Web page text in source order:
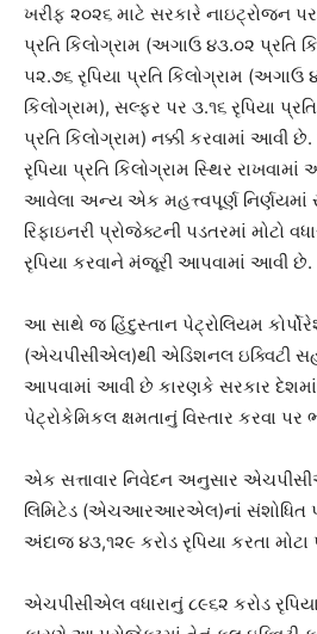
ખરીફ ૨૦૨૬ માટે સરકારે નાઇટ્રોજન
પ્રતિ કિલોગ્રામ (અગાઉ ૪૩.૦૨ પ્રતિ
૫૨.૭૬ રૃપિયા પ્રતિ કિલોગ્રામ (અગાઉ
કિલોગ્રામ), સલ્ફર પર ૩.૧૬ રૃપિયા
પ્રતિ કિલોગ્રામ) નક્કી કરવામાં આવી
રૃપિયા પ્રતિ કિલોગ્રામ સ્થિર રાખવામાં
આવેલા અન્ય એક મહત્ત્વપૂર્ણ
રિફાઇનરી પ્રોજેક્ટની પડતરમાં મોટો
રૃપિયા કરવાને મંજૂરી આપવામાં આવી છે.
આ સાથે જ હિંદુસ્તાન પેટ્રોલિયમ
(એચપીસીએલ)થી એડિશનલ ઇક્વિટી
આપવામાં આવી છે કારણકે સરકાર
પેટ્રોકેમિકલ ક્ષમતાનું વિસ્તાર કરવા પર
એક સત્તાવાર નિવેદન અનુસાર
લિમિટેડ (એચઆરઆરએલ)નાં સંશોધિત
અંદાજ ૪૩,૧૨૯ કરોડ રૃપિયા કરતા
એચપીસીએલ વધારાનું ૮૯૬૨ કરોડ